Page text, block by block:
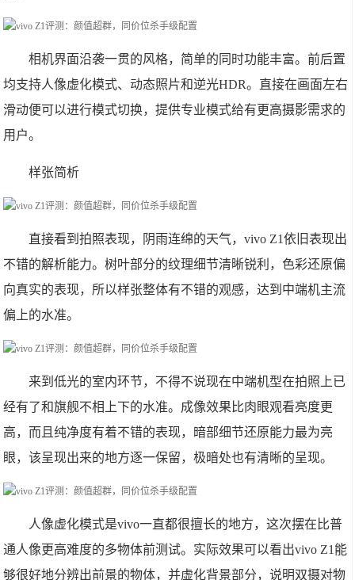
相机界面沿袭一贯的风格，简单的同时功能丰富。前后置
均支持人像虚化模式、动态照片和逆光HDR。直接在画面左右
滑动便可以进行模式切换，提供专业模式给有更高摄影需求的
用户。
样张简析
直接看到拍照表现，阴雨连绵的天气，vivo Z1依旧表现出
不错的解析能力。树叶部分的纹理细节清晰锐利，色彩还原偏
向真实的表现，所以样张整体有不错的观感，达到中端机主流
偏上的水准。
来到低光的室内环节，不得不说现在中端机型在拍照上已
经有了和旗舰不相上下的水准。成像效果比肉眼观看亮度更
高，而且纯净度有着不错的表现，暗部细节还原能力最为亮
眼，该呈现出来的地方逐一保留，极暗处也有清晰的呈现。
人像虚化模式是vivo一直都很擅长的地方，这次摆在比普
通人像更高难度的多物体前测试。实际效果可以看出vivo Z1能
够很好地分辨出前景的物体，并虚化背景部分，说明双摄对物